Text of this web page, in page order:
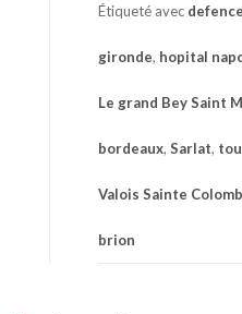
Étiqueté avec
gironde, hopital
Le grand Bey Saint
bordeaux, Sarlat,
Valois Sainte
brion